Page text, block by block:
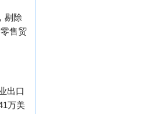
剔除
售贸
出口
万美